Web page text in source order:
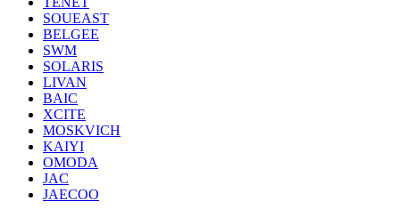
SOUEAST
BELGEE
SWM
SOLARIS
LIVAN
BAIC
XCITE
MOSKVICH
KAIYI
OMODA
JAC
JAECOO